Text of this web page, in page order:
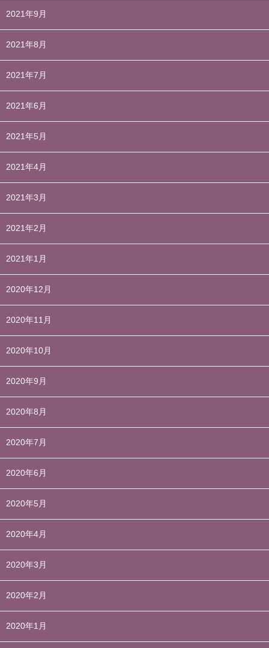
2021年9月
2021年8月
2021年7月
2021年6月
2021年5月
2021年4月
2021年3月
2021年2月
2021年1月
2020年12月
2020年11月
2020年10月
2020年9月
2020年8月
2020年7月
2020年6月
2020年5月
2020年4月
2020年3月
2020年2月
2020年1月